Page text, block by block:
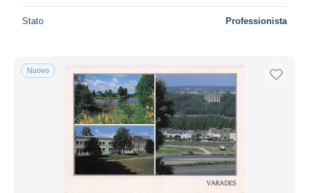
Stato Professionista
Nuovo